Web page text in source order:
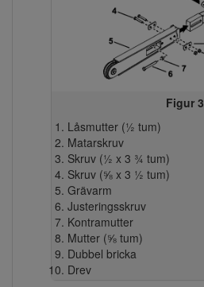
Figur 3
Låsmutter (½ tum)
Matarskruv
Skruv (½ x 3 ¾ tum)
Skruv (⅝ x 3 ½ tum)
Grävarm
Justeringsskruv
Kontramutter
Mutter (⅝ tum)
Dubbel bricka
Drev